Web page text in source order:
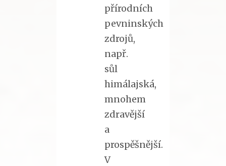
přírodních
pevninských
zdrojů,
např.
sůl
himálajská,
mnohem
zdravější
a
prospěšnější.
V